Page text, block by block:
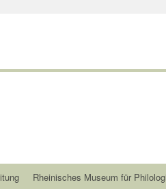
Rheinisches Museum für